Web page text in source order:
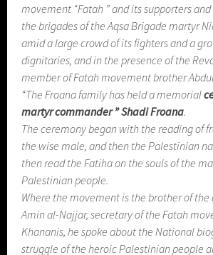
movement “Fatah ” and its supporters
the brigades of the Aqsa Brigade martyr
amid a large crowd of its fighters and a
dignitaries, and in the presence of the
member of Fatah movement brother
“The Froana family has held a memorial
martyr commander ” Shadi Froana.
The ceremony began with the reading of
the wise male, and then the Palestinian
then read the Fatiha on the souls of the
Palestinian people.
Where the movement is the brother of
Amin al-Najjar, secretary of the Fatah
Khananis, he spoke about the National
struggle of the heroic Palestinian people